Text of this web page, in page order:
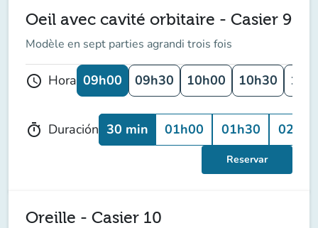
Oeil avec cavité orbitaire - Casier 9
Modèle en sept parties agrandi trois fois
schedule Hora 09h00 09h30 10h00 10h30
timer Duración 30 min 01h00 01h30 02h00
Reservar
Oreille - Casier 10